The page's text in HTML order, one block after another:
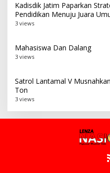
Kadisdik Jatim Paparkan
Pendidikan Menuju Juara
3 views
Mahasiswa Dan Dalang
3 views
Satrol Lantamal V
Ton
3 views